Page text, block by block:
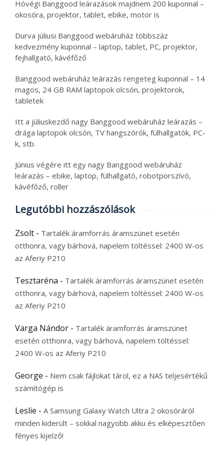
Hóvégi Banggood leárazások majdnem 200 kuponnal –
okosóra, projektor, tablet, ebike, motor is
Durva júliusi Banggood webáruház többszáz
kedvezmény kuponnal – laptop, tablet, PC, projektor,
fejhallgató, kávéfőző
Banggood webáruház leárazás rengeteg kuponnal – 14
magos, 24 GB RAM laptopok olcsón, projektorok,
tabletek
Itt a júliuskezdő nagy Banggood webáruház leárazás –
drága laptopok olcsón, TV hangszórók, fülhallgatók, PC-
k, stb.
Június végére itt egy nagy Banggood webáruház
leárazás – ebike, laptop, fülhallgató, robotporszívó,
kávéfőző, roller
Legutóbbi hozzászólások
Zsolt - Tartalék áramforrás áramszünet esetén
otthonra, vagy bárhová, napelem töltéssel: 2400 W-os
az Aferiy P210
Tesztaréna - Tartalék áramforrás áramszünet esetén
otthonra, vagy bárhová, napelem töltéssel: 2400 W-os
az Aferiy P210
Varga Nándor - Tartalék áramforrás áramszünet
esetén otthonra, vagy bárhová, napelem töltéssel:
2400 W-os az Aferiy P210
George - Nem csak fájlokat tárol, ez a NAS teljesértékű
számítógép is
Leslie - A Samsung Galaxy Watch Ultra 2 okosóráról
minden kiderült – sokkal nagyobb akku és elképesztően
fényes kijelző!